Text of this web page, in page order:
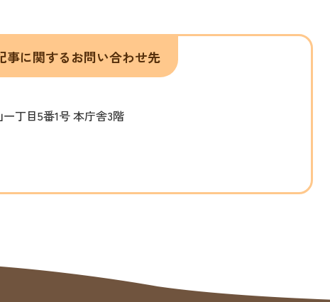
事に関するお問い合わせ先
丁目5番1号 本庁舎3階